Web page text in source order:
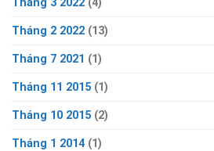
Tháng 2 2022 (13)
Tháng 7 2021 (1)
Tháng 11 2015 (1)
Tháng 10 2015 (2)
Tháng 1 2014 (1)